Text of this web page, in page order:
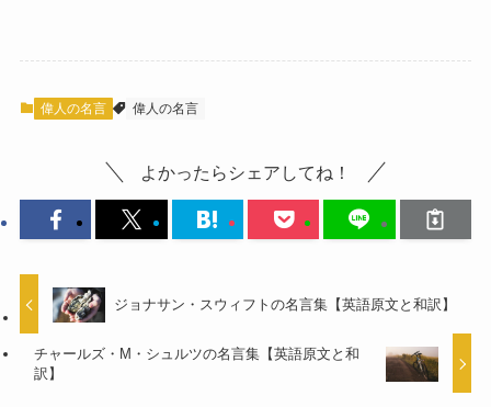
偉人の名言 偉人の名言
よかったらシェアしてね！
ジョナサン・スウィフトの名言集【英語原文と和訳】
チャールズ・M・シュルツの名言集【英語原文と和
訳】